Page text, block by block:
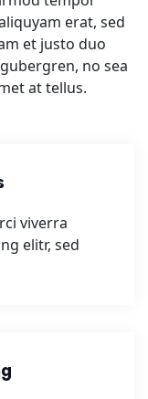
erat, sed
et justo duo
no sea
at tellus.
viverra
elitr, sed